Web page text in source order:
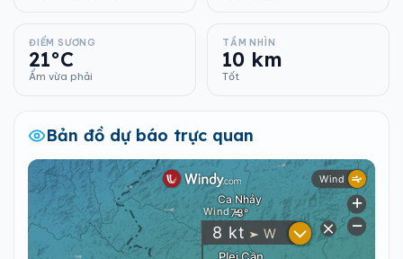
ĐIỂM SƯƠNG
21°C
Ẩm vừa phải
TẦM NHÌN
10 km
Tốt
Bản đồ dự báo trực quan